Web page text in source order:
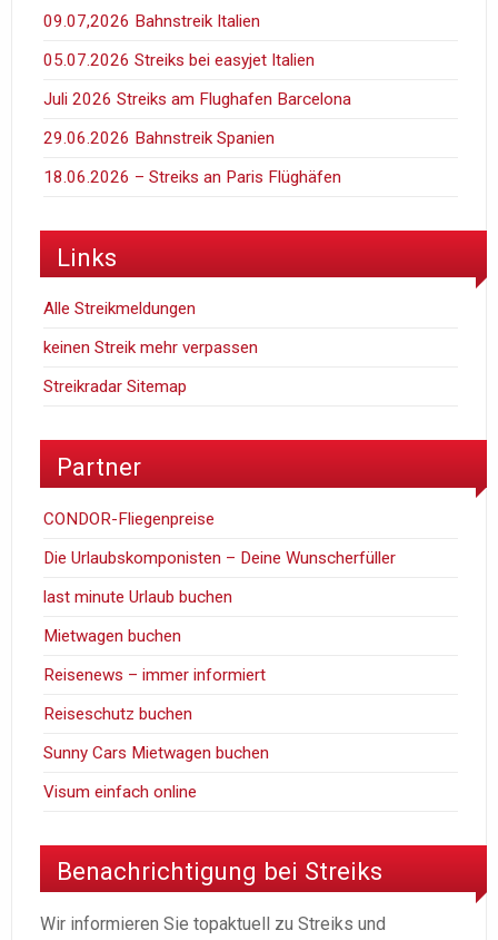
09.07,2026 Bahnstreik Italien
05.07.2026 Streiks bei easyjet Italien
Juli 2026 Streiks am Flughafen Barcelona
29.06.2026 Bahnstreik Spanien
18.06.2026 – Streiks an Paris Flüghäfen
Links
Alle Streikmeldungen
keinen Streik mehr verpassen
Streikradar Sitemap
Partner
CONDOR-Fliegenpreise
Die Urlaubskomponisten – Deine Wunscherfüller
last minute Urlaub buchen
Mietwagen buchen
Reisenews – immer informiert
Reiseschutz buchen
Sunny Cars Mietwagen buchen
Visum einfach online
Benachrichtigung bei Streiks
Wir informieren Sie topaktuell zu Streiks und